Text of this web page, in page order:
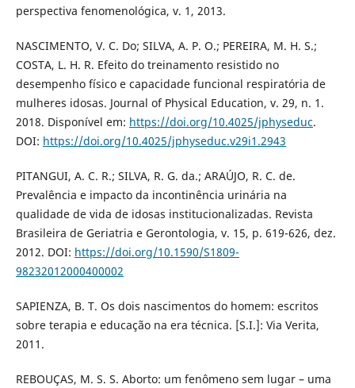
perspectiva fenomenológica, v. 1, 2013.
NASCIMENTO, V. C. Do; SILVA, A. P. O.; PEREIRA, M. H. S.;
COSTA, L. H. R. Efeito do treinamento resistido no
desempenho físico e capacidade funcional respiratória de
mulheres idosas. Journal of Physical Education, v. 29, n. 1.
2018. Disponível em: https://doi.org/10.4025/jphyseduc.
DOI: https://doi.org/10.4025/jphyseduc.v29i1.2943
PITANGUI, A. C. R.; SILVA, R. G. da.; ARAÚJO, R. C. de.
Prevalência e impacto da incontinência urinária na
qualidade de vida de idosas institucionalizadas. Revista
Brasileira de Geriatria e Gerontologia, v. 15, p. 619-626, dez.
2012. DOI: https://doi.org/10.1590/S1809-
98232012000400002
SAPIENZA, B. T. Os dois nascimentos do homem: escritos
sobre terapia e educação na era técnica. [S.I.]: Via Verita,
2011.
REBOUÇAS, M. S. S. Aborto: um fenômeno sem lugar – uma